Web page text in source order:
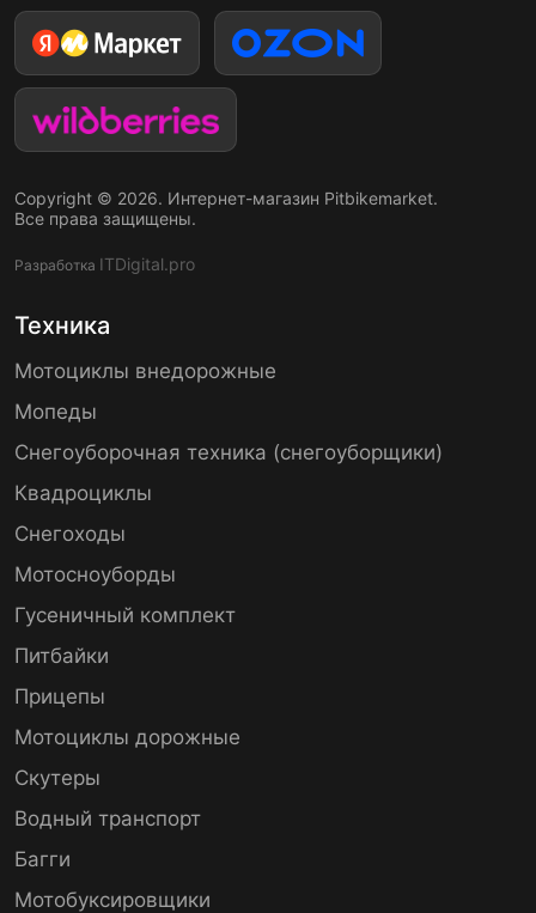
Copyright © 2026. Интернет-магазин Pitbikemarket.
Все права защищены.
Разработка ITDigital.pro
Техника
Мотоциклы внедорожные
Мопеды
Снегоуборочная техника (снегоуборщики)
Квадроциклы
Снегоходы
Мотосноуборды
Гусеничный комплект
Питбайки
Прицепы
Мотоциклы дорожные
Скутеры
Водный транспорт
Багги
Мотобуксировщики